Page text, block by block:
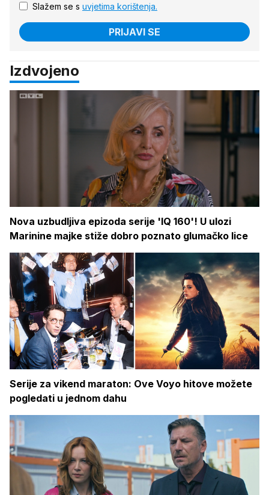
Slažem se s uvjetima korištenja.
PRIJAVI SE
Izdvojeno
Nova uzbudljiva epizoda serije 'IQ 160'! U ulozi
Marinine majke stiže dobro poznato glumačko lice
Serije za vikend maraton: Ove Voyo hitove možete
pogledati u jednom dahu